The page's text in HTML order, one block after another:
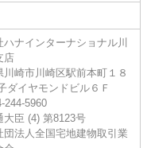
ハナインターナショナル川
店
川崎市川崎区駅前本町１８
ダイヤモンドビル６Ｆ
244-5960
大臣 (4) 第8123号
団法人全国宅地建物取引業